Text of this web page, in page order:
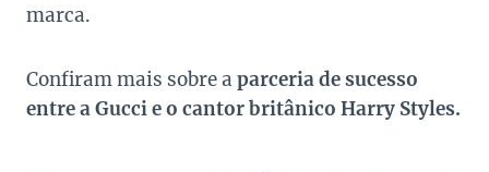
marca.
Confiram mais sobre a parceria de sucesso
entre a Gucci e o cantor britânico Harry Styles.